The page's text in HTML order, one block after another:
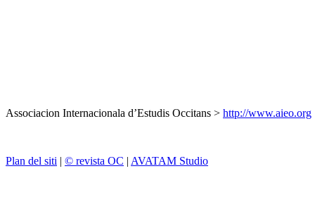
Associacion Internacionala d’Estudis Occitans > http://www.aieo.org
Plan del siti | © revista OC | AVATAM Studio